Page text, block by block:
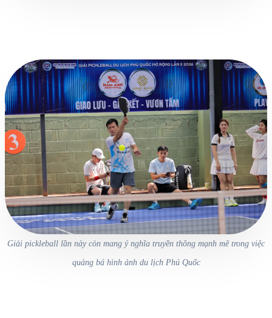
Giải pickleball lần này còn mang ý nghĩa truyền thông mạnh mẽ trong việc
quảng bá hình ảnh du lịch Phú Quốc